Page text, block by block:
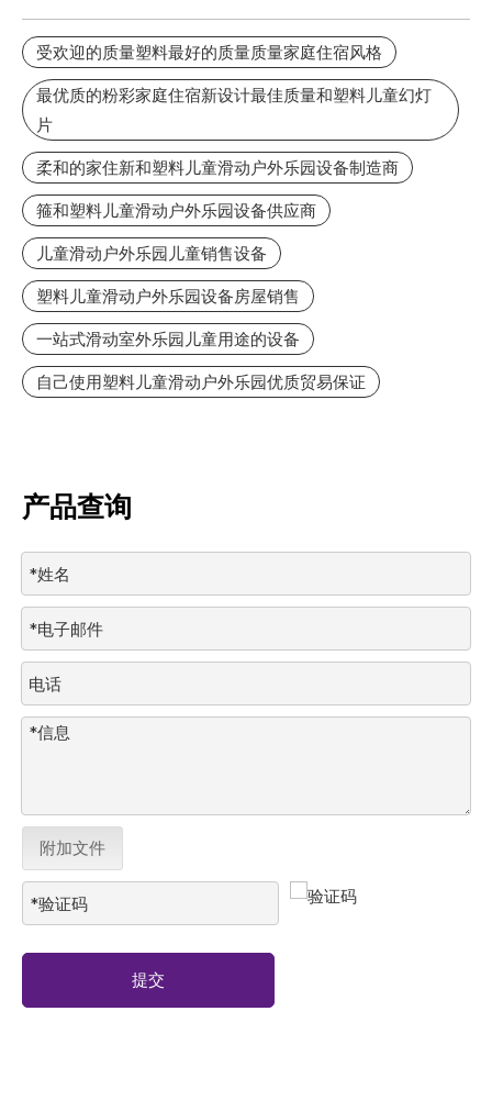
受欢迎的质量塑料最好的质量质量家庭住宿风格
最优质的粉彩家庭住宿新设计最佳质量和塑料儿童幻灯
片
柔和的家住新和塑料儿童滑动户外乐园设备制造商
箍和塑料儿童滑动户外乐园设备供应商
儿童滑动户外乐园儿童销售设备
塑料儿童滑动户外乐园设备房屋销售
一站式滑动室外乐园儿童用途的设备
自己使用塑料儿童滑动户外乐园优质贸易保证
产品查询
附加文件
提交